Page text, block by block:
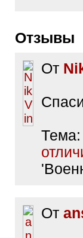
Отзывы
От
Тема:
От